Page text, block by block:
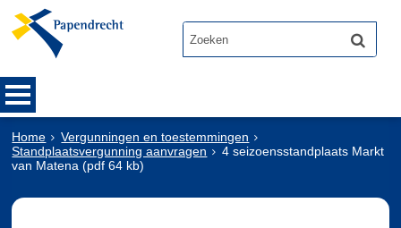
Home
Vergunningen en toestemmingen
Standplaatsvergunning aanvragen
4 seizoensstandplaats Markt
van Matena (pdf 64 kb)